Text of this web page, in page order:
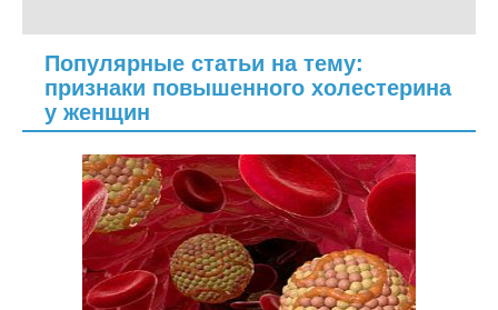
Популярные статьи на тему:
признаки повышенного холестерина
у женщин